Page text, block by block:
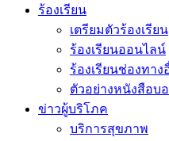
ร้องเรียน
เตรียมตัวร้องเรียน
ร้องเรียนออนไลน์
ร้องเรียนช่องทาง
ตัวอย่างหนังสือบ
ข่าวผู้บริโภค
บริการสุขภาพ